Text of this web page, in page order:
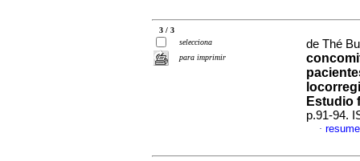
3 / 3
selecciona
para imprimir
de Thé
Estudio
p.91-94.
·